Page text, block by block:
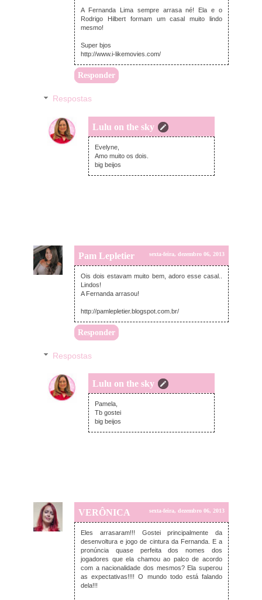
A Fernanda Lima sempre arrasa né! Ela e o
Rodrigo Hilbert formam um casal muito lindo
mesmo!
Super bjos
http://www.i-likemovies.com/
Responder
Respostas
Lulu on the sky
sábado, dezembro 07, 2013
Evelyne,
Amo muito os dois.
big beijos
Pam Lepletier sexta-feira, dezembro 06, 2013
Ois dois estavam muito bem, adoro esse casal..
Lindos!
A Fernanda arrasou!
http://pamlepletier.blogspot.com.br/
Responder
Respostas
Lulu on the sky
sábado, dezembro 07, 2013
Pamela,
Tb gostei
big beijos
VERÔNICA sexta-feira, dezembro 06, 2013
Eles arrasaram!!! Gostei principalmente da
desenvoltura e jogo de cintura da Fernanda. E a
pronúncia quase perfeita dos nomes dos
jogadores que ela chamou ao palco de acordo
com a nacionalidade dos mesmos? Ela superou
as expectativas!!!! O mundo todo está falando
dela!!!